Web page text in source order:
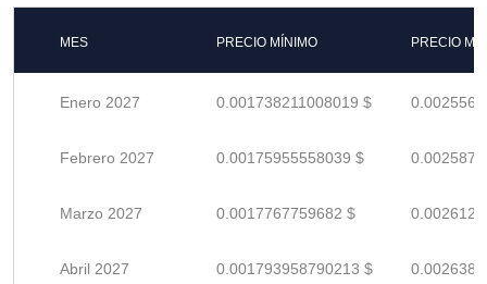
MES PRECIO MÍNIMO PRECIO
Enero 2027 0.001738211008019 $
Febrero 2027 0.00175955558039 $
Marzo 2027 0.0017767759682 $
Abril 2027 0.001793958790213 $